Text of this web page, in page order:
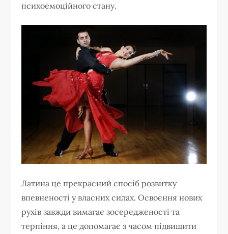
психоемоційного стану.
Латина це прекрасний спосіб розвитку
впевненості у власних силах. Освоєння нових
рухів завжди вимагає зосередженості та
терпіння, а це допомагає з часом підвищити